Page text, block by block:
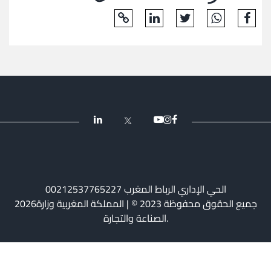
اشعارات
الحي الإداري الرباط المغرب 00212537765227
2026جميع الحقوق محفوظة 2023 © | المملكة المغربية وزارة
الصناعة والتجارة.